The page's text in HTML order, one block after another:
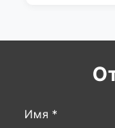
Имя *